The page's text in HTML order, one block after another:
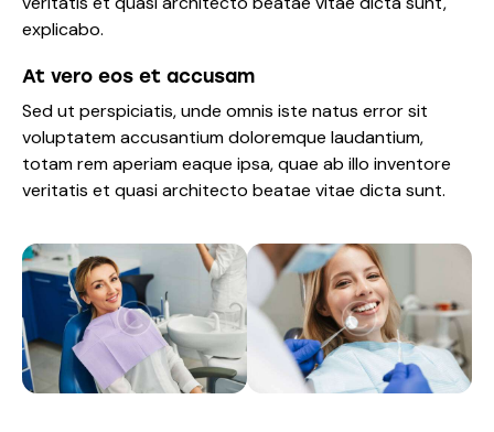
explicabo.
At vero eos et accusam
Sed ut perspiciatis, unde omnis iste natus error sit
voluptatem accusantium doloremque laudantium,
totam rem aperiam eaque ipsa, quae ab illo inventore
veritatis et quasi architecto beatae vitae dicta sunt.